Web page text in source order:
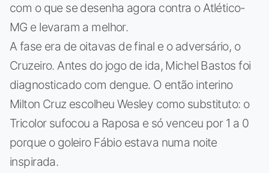
com o que se desenha agora contra o Atlético-
MG e levaram a melhor.
A fase era de oitavas de final e o adversário, o
Cruzeiro. Antes do jogo de ida, Michel Bastos foi
diagnosticado com dengue. O então interino
Milton Cruz escolheu Wesley como substituto: o
Tricolor sufocou a Raposa e só venceu por 1 a 0
porque o goleiro Fábio estava numa noite
inspirada.